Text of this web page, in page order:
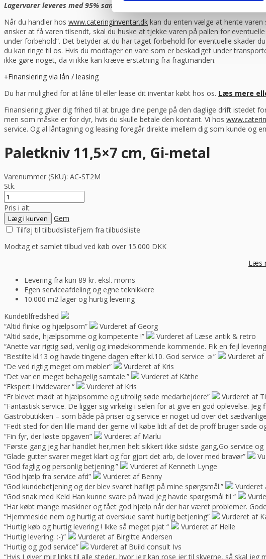
Lagervarer leveres med 95% sandsynlighed allerede den første hverdag
Når du handler hos www.cateringinventar.dk kan du enten vælge at hente
ønsker at få varen tilsendt, skal du huske at tjekke varen på pallen for
under forbehold”. Det betyder at du har taget forbehold for eventuelle skader
du kan ringe til os. Hvis du modtager en vare som er beskadiget under
ikke gøre noget, da vi ikke kan kræve erstatning fra fragtmanden.
Finansiering via lån / leasing
Du har mulighed for at låne til eller lease dit inventar købt hos os. Læs mere
Finansiering giver dig frihed til at bruge dine penge på den daglige drift istedet
men som måske er for dyr, hvis du skulle betale den kontant. Vi hos
service. Og al låntagning og leasing foregår direkte imellem dig som kunde og
Paletkniv 11,5×7 cm, Gi-metal
Varenummer (SKU): AC-ST2M
Stk.
Pris i alt
Læg i kurven
Gem
Tilføj til tilbudslisteFjern fra tilbudsliste
Modtag et samlet tilbud ved køb over 15.000 DKK
Læs
Levering fra kun 89 kr. eksl. moms
Egen serviceafdeling og egne teknikkere
10.000 m2 lager og hurtig levering
Kundetilfredshed
“Altid flinke og hjælpsom”
Vurderet af Georg
“Altid søde, hjælpsomme og kompetente !”
Vurderet af Læse antik & retro
“Anette var rigtig sød, venlig og imødekommende kommende. Fik en fejl
“Bestilte kl.13 og havde tingene dagen efter kl.10. God service ☺”
Vurderet af
“De ved rigtig meget om møbler”
Vurderet af Kris
“Det var en meget behagelig samtale.”
Vurderet af Käthe
“Ekspert i hvidevarer “
Vurderet af Kris
“Er blevet mødt at hjælpsomme og utrolig søde medarbejdere”
Vurderet af
“Fantastisk service. De ligger sig virkelig i selen for at give en god oplevelse.
Gastrobutikken – som både på priser og service er noget ud over det
“Fedt sted for den lille mand der gerne vil købe lidt af det de proff bruger søde
“Fin fyr, der løste opgaven”
Vurderet af Marlu
“Første gang jeg har handlet her,men helt sikkert ikke sidste gang,Go service
“Glade gutter svarer meget klart og for gjort det arb, de lover med bravør”
“God faglig og personlig betjening.”
Vurderet af Kenneth Lynge
“God hjælp fra service afd”
Vurderet af Benny
“God kundebetjening og der blev svaret høfligt på mine spørgsmål.”
Vurderet
“God snak med Keld Han kunne svare på hvad jeg havde spørgsmål til “
“Har købt mange maskiner og fået god hjælp når der har været problemer.
“Hjemmeside nem og hurtig at overskue samt hurtig betjening”
Vurderet af
“Hurtig køb og hurtig levering ! Ikke så meget pjat “
Vurderet af Helle
“Hurtig levering. :-)”
Vurderet af Birgitte Andersen
“Hurtig og god service”
Vurderet af Build consult Ivs
“Hvis I giver mig links til alle steder, hvor jeg kan rose jer til skyerne, så skal jeg